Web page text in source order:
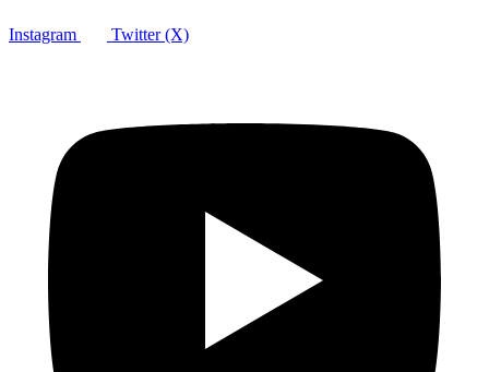
Instagram Twitter (X)